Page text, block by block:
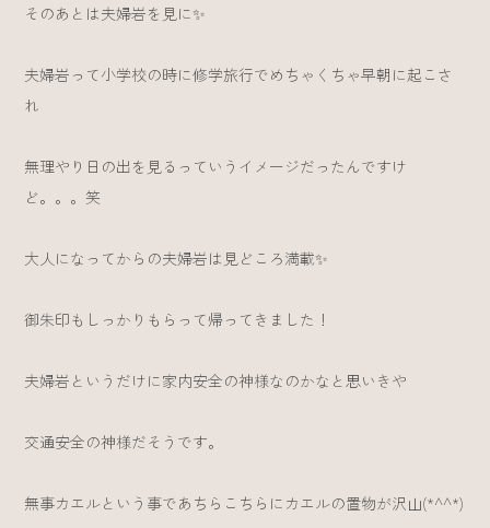
そのあとは夫婦岩を見に✨
夫婦岩って小学校の時に修学旅行でめちゃくちゃ早朝に起こさ
れ
無理やり日の出を見るっていうイメージだったんですけ
ど。。。笑
大人になってからの夫婦岩は見どころ満載✨
御朱印もしっかりもらって帰ってきました！
夫婦岩というだけに家内安全の神様なのかなと思いきや
交通安全の神様だそうです。
無事カエルという事であちらこちらにカエルの置物が沢山(*^^*)